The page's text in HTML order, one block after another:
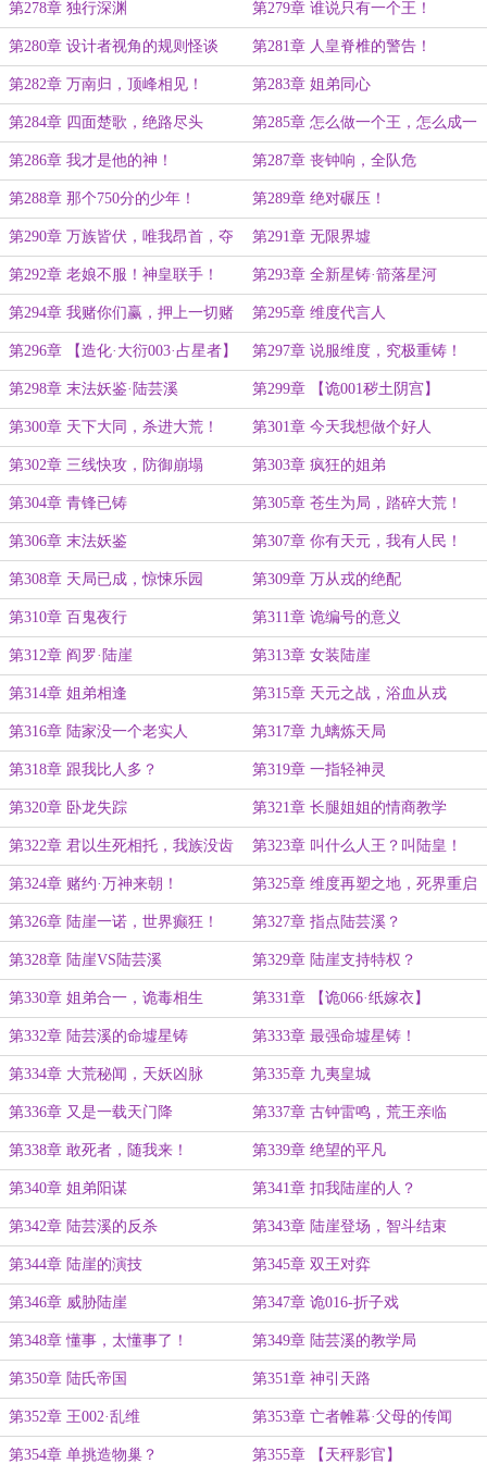
第278章 独行深渊 第279章 谁说只有一个王！
第280章 设计者视角的规则怪谈 第281章 人皇脊椎的警告！
第282章 万南归，顶峰相见！ 第283章 姐弟同心
第284章 四面楚歌，绝路尽头 第285章 怎么做一个王，怎么成一
尊神！
第286章 我才是他的神！ 第287章 丧钟响，全队危
第288章 那个750分的少年！ 第289章 绝对碾压！
第290章 万族皆伏，唯我昂首，夺
天造化，铸我脊梁！
第291章 无限界墟
第292章 老娘不服！神皇联手！ 第293章 全新星铸·箭落星河
第294章 我赌你们赢，押上一切赌
你们赢！
第295章 维度代言人
第296章 【造化·大衍003·占星者】 第297章 说服维度，究极重铸！
第298章 末法妖鉴·陆芸溪 第299章 【诡001秽土阴宫】
第300章 天下大同，杀进大荒！ 第301章 今天我想做个好人
第302章 三线快攻，防御崩塌 第303章 疯狂的姐弟
第304章 青锋已铸 第305章 苍生为局，踏碎大荒！
第306章 末法妖鉴 第307章 你有天元，我有人民！
第308章 天局已成，惊悚乐园 第309章 万从戎的绝配
第310章 百鬼夜行 第311章 诡编号的意义
第312章 阎罗·陆崖 第313章 女装陆崖
第314章 姐弟相逢 第315章 天元之战，浴血从戎
第316章 陆家没一个老实人 第317章 九螭炼天局
第318章 跟我比人多？ 第319章 一指轻神灵
第320章 卧龙失踪 第321章 长腿姐姐的情商教学
第322章 君以生死相托，我族没齿
难忘
第323章 叫什么人王？叫陆皇！
第324章 赌约·万神来朝！ 第325章 维度再塑之地，死界重启
之所
第326章 陆崖一诺，世界癫狂！ 第327章 指点陆芸溪？
第328章 陆崖VS陆芸溪 第329章 陆崖支持特权？
第330章 姐弟合一，诡毒相生 第331章 【诡066·纸嫁衣】
第332章 陆芸溪的命墟星铸 第333章 最强命墟星铸！
第334章 大荒秘闻，天妖凶脉 第335章 九夷皇城
第336章 又是一载天门降 第337章 古钟雷鸣，荒王亲临
第338章 敢死者，随我来！ 第339章 绝望的平凡
第340章 姐弟阳谋 第341章 扣我陆崖的人？
第342章 陆芸溪的反杀 第343章 陆崖登场，智斗结束
第344章 陆崖的演技 第345章 双王对弈
第346章 威胁陆崖 第347章 诡016-折子戏
第348章 懂事，太懂事了！ 第349章 陆芸溪的教学局
第350章 陆氏帝国 第351章 神引天路
第352章 王002·乱维 第353章 亡者帷幕·父母的传闻
第354章 单挑造物巢？ 第355章 【天秤影官】